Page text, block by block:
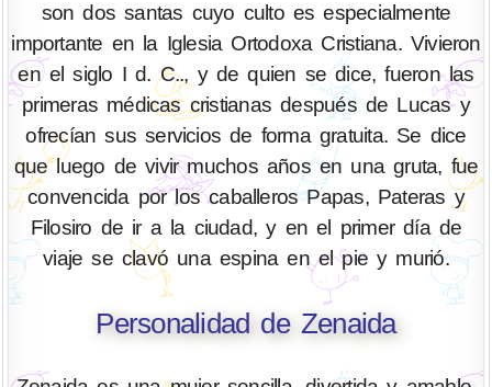
son dos santas cuyo culto es especialmente
importante en la Iglesia Ortodoxa Cristiana. Vivieron
en el siglo I d. C.., y de quien se dice, fueron las
primeras médicas cristianas después de Lucas y
ofrecían sus servicios de forma gratuita. Se dice
que luego de vivir muchos años en una gruta, fue
convencida por los caballeros Papas, Pateras y
Filosiro de ir a la ciudad, y en el primer día de
viaje se clavó una espina en el pie y murió.
Personalidad de Zenaida